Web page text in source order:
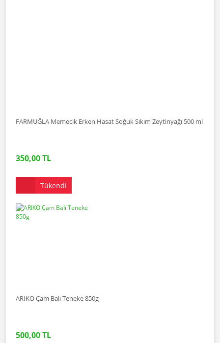
FARMUĞLA Memecik Erken Hasat Soğuk Sıkım Zeytinyağı 500 ml
350,00 TL
Tükendi
ARIKO Çam Balı Teneke 850g
500,00 TL